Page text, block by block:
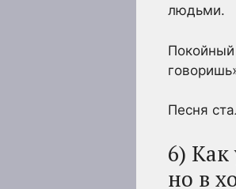
людьми.
Покойный
Песня
6)
но в